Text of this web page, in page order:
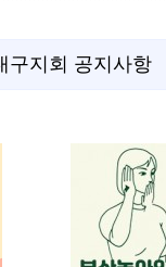
구지회 공지사항